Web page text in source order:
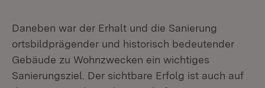
Daneben war der Erhalt und die Sanierung
ortsbildprägender und historisch bedeutender
Gebäude zu Wohnzwecken ein wichtiges
Sanierungsziel. Der sichtbare Erfolg ist auch auf